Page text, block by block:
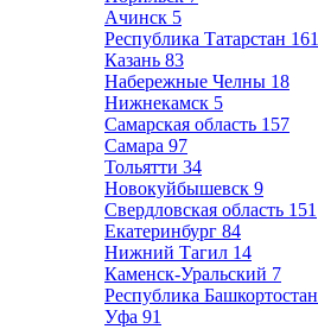
Ачинск 5
Республика Татарстан 161
Казань 83
Набережные Челны 18
Нижнекамск 5
Самарская область 157
Самара 97
Тольятти 34
Новокуйбышевск 9
Свердловская область 151
Екатеринбург 84
Нижний Тагил 14
Каменск-Уральский 7
Республика Башкортостан
Уфа 91